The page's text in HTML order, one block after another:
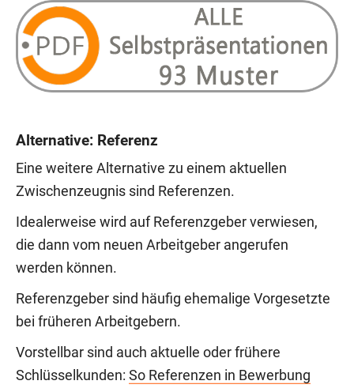
Alternative: Referenz
Eine weitere Alternative zu einem aktuellen
Zwischenzeugnis sind Referenzen.
Idealerweise wird auf Referenzgeber verwiesen,
die dann vom neuen Arbeitgeber angerufen
werden können.
Referenzgeber sind häufig ehemalige Vorgesetzte
bei früheren Arbeitgebern.
Vorstellbar sind auch aktuelle oder frühere
Schlüsselkunden: So Referenzen in Bewerbung